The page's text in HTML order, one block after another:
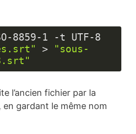
-8859-1 -t UTF-8
>
"sous-
l’ancien fichier par la
gardant le même nom